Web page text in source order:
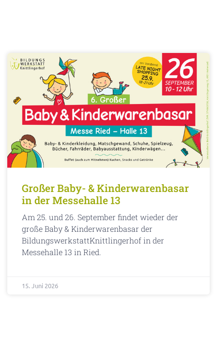
Großer Baby- & Kinderwarenbasar
in der Messehalle 13
Am 25. und 26. September findet wieder der
große Baby & Kinderwarenbasar der
BildungswerkstattKnittlingerhof in der
Messehalle 13 in Ried.
15. Juni 2026